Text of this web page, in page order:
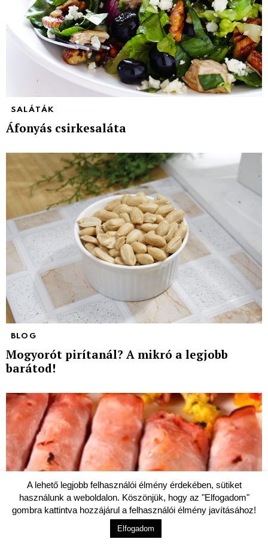
SALÁTÁK
Áfonyás csirkesaláta
BLOG
Mogyorót pirítanál? A mikró a legjobb
barátod!
A lehető legjobb felhasználói élmény érdekében, sütiket
használunk a weboldalon. Köszönjük, hogy az "Elfogadom"
gombra kattintva hozzájárul a felhasználói élmény javításához!
Elfogadom